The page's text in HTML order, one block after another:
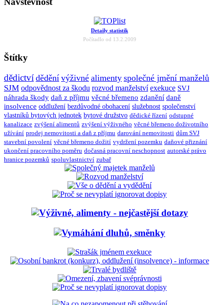
Detaily statistik
Počítadlo od 13.2.2009
Štítky
dědictví dědění výživné alimenty společné jmění manželů
SJM odpovědnost za škodu rozvod manželství exekuce SVJ
náhrada škody daň z příjmu věcné břemeno zdanění daně
insolvence oddlužení bezdůvodné obohacení služebnost společenství
vlastníků bytových jednotek bytové družstvo dědické řízení odstupné
kanalizace zvýšení alimentů zvýšení výživného věcné břemeno doživotního
užívání prodej nemovitosti a daň z příjmu darování nemovitosti dům SVJ
stavební povolení věcné břemeno dožití vydržení pozemku daňové přiznání
ukončení pracovního poměru dočasná pracovní neschopnost autorské právo
hranice pozemků spoluvlastnictví zubař